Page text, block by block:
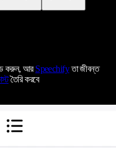
করুন, আরSpeechifyতা জীবন্ত
তৈরি করবে